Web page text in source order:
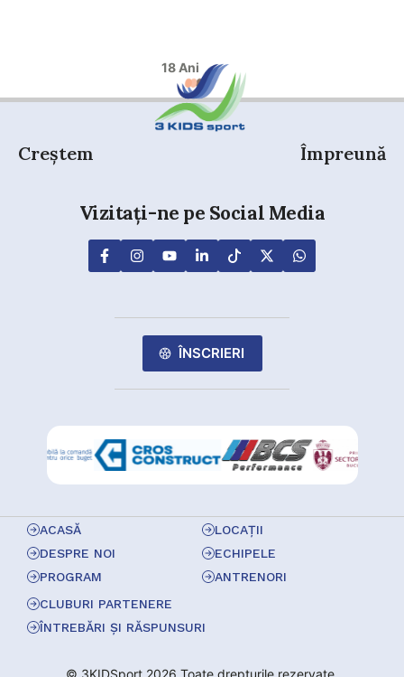
18 Ani
Creștem Împreună
Vizitați-ne pe Social Media
ÎNSCRIERI
ACASĂ
DESPRE NOI
PROGRAM
LOCAȚII
ECHIPELE
ANTRENORI
CLUBURI PARTENERE
ÎNTREBĂRI ȘI RĂSPUNSURI